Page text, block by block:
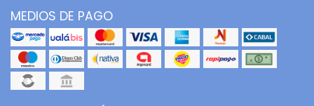
MEDIOS DE PAGO